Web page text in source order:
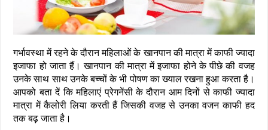
गर्भावस्था में रहने के दौरान महिलाओं के खानपान की मात्रा में काफी ज्यादा
इजाफा हो जाता हैं। खानपान की मात्रा में इजाफा होने के पीछे की वजह
उनके साथ साथ उनके बच्चों के भी पोषण का ख्याल रखना हुआ करता है।
आपको बता दें कि महिलाएं प्रेगनेंसी के दौरान आम दिनों से काफी ज्यादा
मात्रा में कैलोरी लिया करती हैं जिसकी वजह से उनका वजन काफी हद
तक बढ़ जाता है।